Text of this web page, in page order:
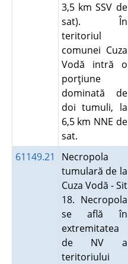
3,5 km SSV de
sat). În
teritoriul
comunei Cuza
Vodă intră o
porţiune
dominată de
doi tumuli, la
6,5 km NNE de
sat.
61149.21
Necropola
tumulară de la
Cuza Vodă - Sit
18. Necropola
se află în
extremitatea
de NV a
teritoriului